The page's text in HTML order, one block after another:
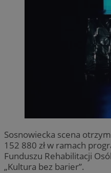
Sosnowiecka scena
152 880 zł w ramach
Funduszu Rehabilitacji
„Kultura bez barier”.